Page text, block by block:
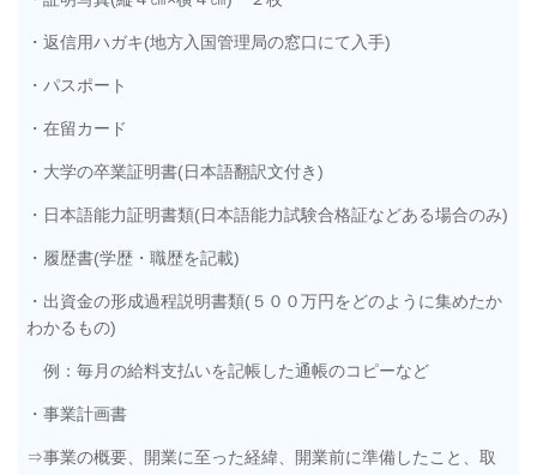
・返信用ハガキ(地方入国管理局の窓口にて入手)
・パスポート
・在留カード
・大学の卒業証明書(日本語翻訳文付き)
・日本語能力証明書類(日本語能力試験合格証などある場合のみ)
・履歴書(学歴・職歴を記載)
・出資金の形成過程説明書類(５００万円をどのように集めたか
わかるもの)
例：毎月の給料支払いを記帳した通帳のコピーなど
・事業計画書
⇒事業の概要、開業に至った経緯、開業前に準備したこと、取